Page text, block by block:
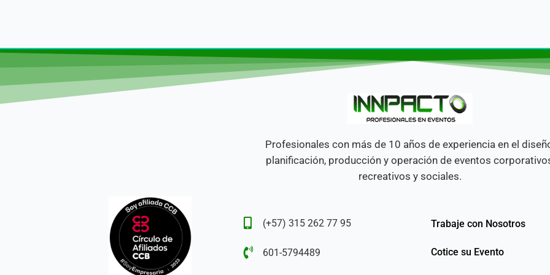
Profesionales con más de 10 años de experiencia en el
planificación, producción y operación de eventos
recreativos y sociales.
(+57) 315 262 77 95
601-5794489
Trabaje con Nosotros
Cotice su Evento